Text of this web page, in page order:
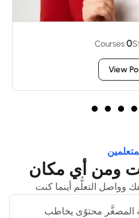
0
View
ومن أي مكان
وواصل التعلُّم أينما كنت
المصغَّر محتوًى يخاطب